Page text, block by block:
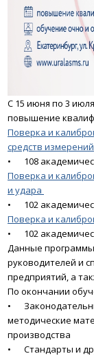
С 15 июня по 3
повышение
Поверка и
средств измерений
•
108
Поверка и
и удара
•
102
Поверка и
•
102
Данные
руководителей и
предприятий, а
По окончании
•
методические
производства
•
Стандарты и